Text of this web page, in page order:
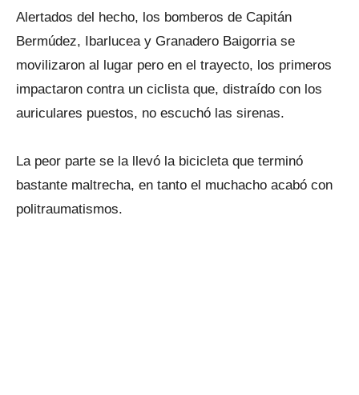
Alertados del hecho, los bomberos de Capitán
Bermúdez, Ibarlucea y Granadero Baigorria se
movilizaron al lugar pero en el trayecto, los primeros
impactaron contra un ciclista que, distraído con los
auriculares puestos, no escuchó las sirenas.
La peor parte se la llevó la bicicleta que terminó
bastante maltrecha, en tanto el muchacho acabó con
politraumatismos.